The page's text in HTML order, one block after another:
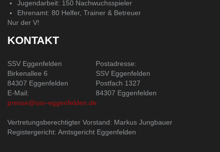
Jugendarbeit: 150 Nachwuchsspieler
Ehrenamt: 80 Helfer, Trainer & Betreuer
Nur der V!
KONTAKT
SSV Eggenfelden
Birkenallee 6
84307 Eggenfelden
E-Mail:
presse@ssv-eggenfelden.de
Postadresse:
SSV Eggenfelden
Postfach 1327
84307 Eggenfelden
Vertretungsberechtigter Vorstand: Markus Jungbauer
Registergericht: Amtsgericht Eggenfelden